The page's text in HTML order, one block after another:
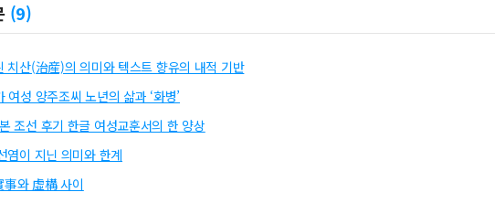
(9)
치산(治産)의 의미와 텍스트 향유의 내적 기반
성 양주조씨 노년의 삶과 ‘화병’
조선 후기 한글 여성교훈서의 한 양상
염이 지닌 의미와 한계
事와 虛構 사이